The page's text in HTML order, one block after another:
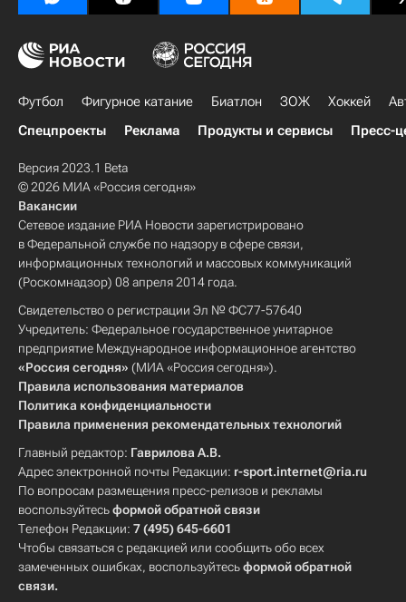
Футбол Фигурное катание Биатлон ЗОЖ Хоккей
Спецпроекты
Реклама Продукты и сервисы Пресс-
Версия 2023.1 Beta
© 2026 МИА «Россия сегодня»
Вакансии
Сетевое издание РИА Новости зарегистрировано
в Федеральной службе по надзору в сфере связи,
информационных технологий и массовых коммуникаций
(Роскомнадзор) 08 апреля 2014 года.
Свидетельство о регистрации Эл № ФС77-57640
Учредитель: Федеральное государственное унитарное
предприятие Международное информационное агентство
«Россия сегодня» (МИА «Россия сегодня»).
Правила использования материалов
Политика конфиденциальности
Правила применения рекомендательных технологий
Главный редактор: Гаврилова А.В.
Адрес электронной почты Редакции: r-sport.internet@ria.ru
По вопросам размещения пресс-релизов и рекламы
воспользуйтесьформой обратной связи
Телефон Редакции: 7 (495) 645-6601
Чтобы связаться с редакцией или сообщить обо всех
замеченных ошибках, воспользуйтесьформой обратной
связи.